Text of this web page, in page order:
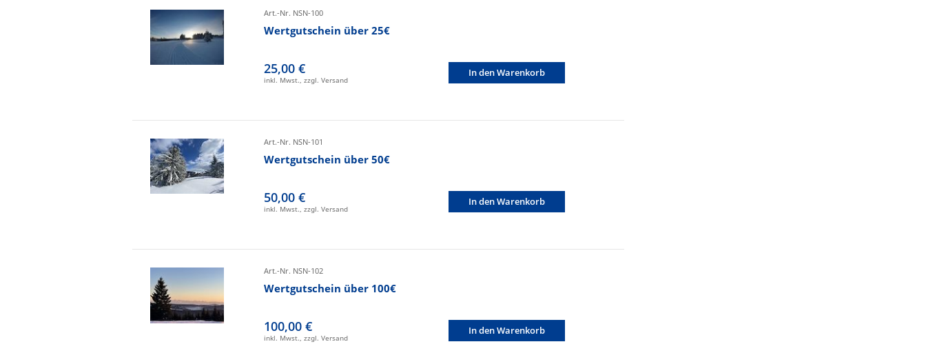
Art.-Nr. NSN-100
Wertgutschein über 25€
25,00 €
inkl. Mwst., zzgl. Versand
In den Warenkorb
Art.-Nr. NSN-101
Wertgutschein über 50€
50,00 €
inkl. Mwst., zzgl. Versand
In den Warenkorb
Art.-Nr. NSN-102
Wertgutschein über 100€
100,00 €
inkl. Mwst., zzgl. Versand
In den Warenkorb